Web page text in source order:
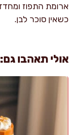
ארומת התפוז
כשאין סוכר לבן.
אולי תאהבו גם: